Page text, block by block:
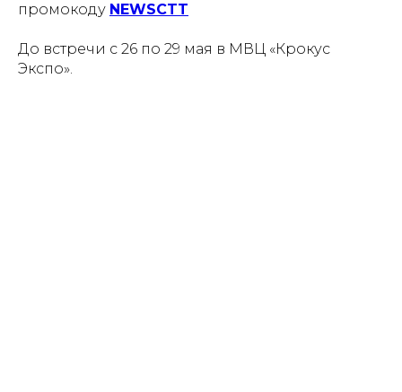
промокоду NEWSCTT
До встречи с 26 по 29 мая в МВЦ «Крокус
Экспо».